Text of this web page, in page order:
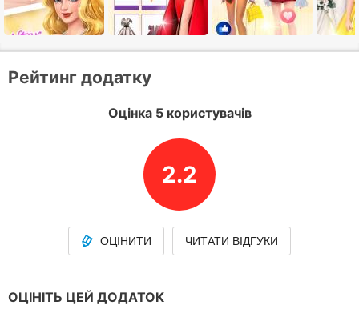
Рейтинг додатку
Оцінка 5 користувачів
2.2
ОЦІНИТИ ЧИТАТИ ВІДГУКИ
ОЦІНІТЬ ЦЕЙ ДОДАТОК